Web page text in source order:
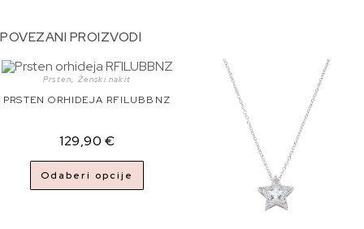
POVEZANI PROIZVODI
Prsten, Ženski nakit
PRSTEN ORHIDEJA RFILUBBNZ
129,90 €
Odaberi opcije